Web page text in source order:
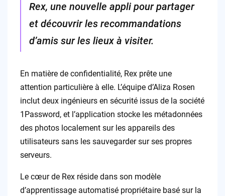
Rex, une nouvelle appli pour partager
et découvrir les recommandations
d’amis sur les lieux à visiter.
En matière de confidentialité, Rex prête une
attention particulière à elle. L’équipe d’Aliza Rosen
inclut deux ingénieurs en sécurité issus de la société
1Password, et l’application stocke les métadonnées
des photos localement sur les appareils des
utilisateurs sans les sauvegarder sur ses propres
serveurs.
Le cœur de Rex réside dans son modèle
d’apprentissage automatisé propriétaire basé sur la